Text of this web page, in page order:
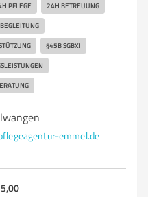
PFLEGE 24H BETREUUNG
§45B SGBXI
emmel.de